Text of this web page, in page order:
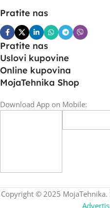
Pratite nas
Pratite nas
Uslovi kupovine
Online kupovina
MojaTehnika Shop
Download App on Mobile:
Copyright © 2025 MojaTehnika.